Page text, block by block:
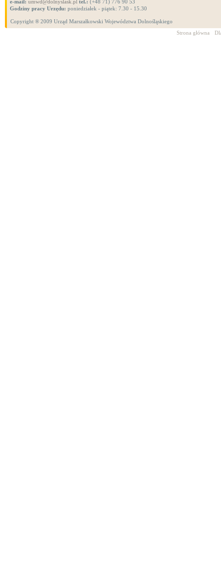
e-mail: umwd@dolnyslask.pl tel.: (+48 71) 776 90 53
Godziny pracy Urzędu: poniedziałek - piątek: 7.30 - 15.30
Copyright ® 2009 Urząd Marszałkowski Województwa Dolnośląskiego
Strona główna